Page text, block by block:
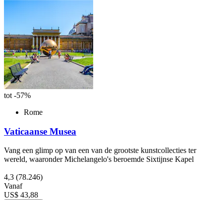
tot -57%
Rome
Vaticaanse Musea
Vang een glimp op van een van de grootste kunstcollecties ter
wereld, waaronder Michelangelo's beroemde Sixtijnse Kapel
4,3 (78.246)
Vanaf
US$ 43,88